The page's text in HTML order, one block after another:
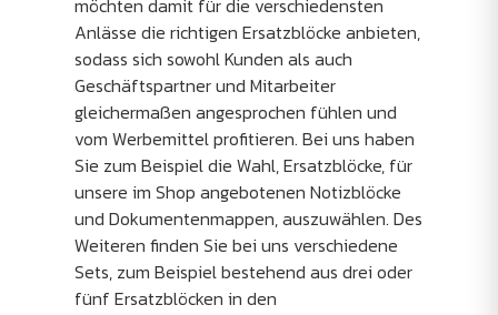
möchten damit für die verschiedensten
Anlässe die richtigen Ersatzblöcke anbieten,
sodass sich sowohl Kunden als auch
Geschäftspartner und Mitarbeiter
gleichermaßen angesprochen fühlen und
vom Werbemittel profitieren. Bei uns haben
Sie zum Beispiel die Wahl, Ersatzblöcke, für
unsere im Shop angebotenen Notizblöcke
und Dokumentenmappen, auszuwählen. Des
Weiteren finden Sie bei uns verschiedene
Sets, zum Beispiel bestehend aus drei oder
fünf Ersatzblöcken in den